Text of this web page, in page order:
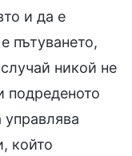
и да е
пътуването,
никой не
подреденото
който